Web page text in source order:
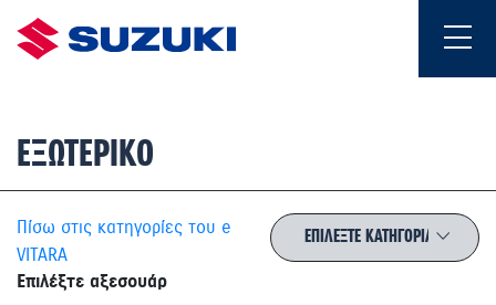
ΕΞΩΤΕΡΙΚΟ
Πίσω στις κατηγορίες του e
VITARA
Επιλέξτε αξεσουάρ